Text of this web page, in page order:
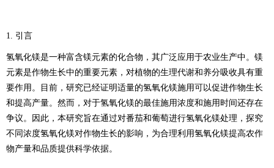
1. 引言
氢氧化镁是一种富含镁元素的化合物，其广泛应用于农业生产中。镁
元素是作物生长中的重要元素，对植物的生理代谢和养分吸收具有重
要作用。目前，研究已经证明适量的氢氧化镁施用可以促进作物生长
和提高产量。然而，对于氢氧化镁的最佳施用浓度和施用时间还存在
争议。因此，本研究旨在通过对番茄和葡萄进行氢氧化镁处理，探究
不同浓度氢氧化镁对作物生长的影响，为合理利用氢氧化镁提高农作
物产量和品质提供科学依据。